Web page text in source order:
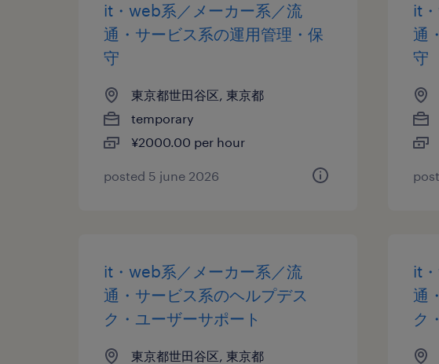
it・web系／メーカー系／流
通・サービス系の運用管理・保
守
東京都世田谷区, 東京都
temporary
¥2000.00 per hour
posted 5 june 2026
it
通
守
it・web系／メーカー系／流
通・サービス系のヘルプデス
ク・ユーザーサポート
東京都世田谷区, 東京都
it
通
ク